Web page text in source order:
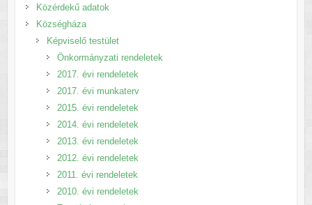
Közérdekű adatok
Községháza
Képviselő testület
Önkormányzati rendeletek
2017. évi rendeletek
2017. évi munkaterv
2015. évi rendeletek
2014. évi rendeletek
2013. évi rendeletek
2012. évi rendeletek
2011. évi rendeletek
2010. évi rendeletek